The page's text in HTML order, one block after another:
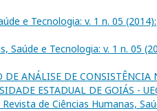
e Tecnologia: v. 1 n. 05 (2014):
Saúde e Tecnologia: v. 1 n. 05
DE ANÁLISE DE CONSISTÊNCIA
ESTADUAL DE GOIÁS -
de Ciências Humanas,